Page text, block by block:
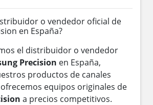
o vendedor oficial de
en España?
el distribuidor o vendedor
Precision en España,
productos de canales
equipos originales de
a precios competitivos.